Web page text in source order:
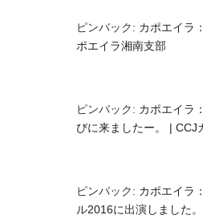
ピンバック: カポエイラ
ポエイラ湘南支部
ピンバック: カポエイラ
びに来ましたー。 | CCJ
ピンバック: カポエイラ
ル2016に出演しました